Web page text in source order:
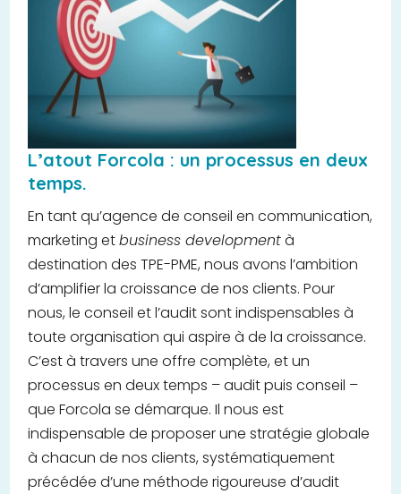
L’atout Forcola : un processus en deux
temps.
En tant qu’agence de conseil en communication,
marketing etbusiness developmentà
destination des TPE-PME, nous avons l’ambition
d’amplifier la croissance de nos clients. Pour
nous, le conseil et l’audit sont indispensables à
toute organisation qui aspire à de la croissance.
C’est à travers une offre complète, et un
processus en deux temps – audit puis conseil –
que Forcola se démarque. Il nous est
indispensable de proposer une stratégie globale
à chacun de nos clients, systématiquement
précédée d’une méthode rigoureuse d’audit